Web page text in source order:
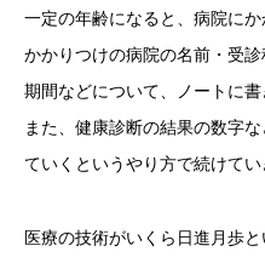
一定の年齢になると、病院に
かかりつけの病院の名前・受
期間などについて、ノートに書
また、健康診断の結果の数字
ていくというやり方で続けて
医療の技術がいくら日進月歩